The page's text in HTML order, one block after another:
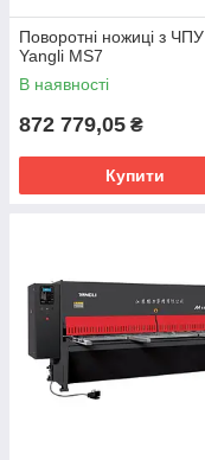
Поворотні ножиці з ЧПУ
Yangli MS7
В наявності
872 779,05 ₴
Купити